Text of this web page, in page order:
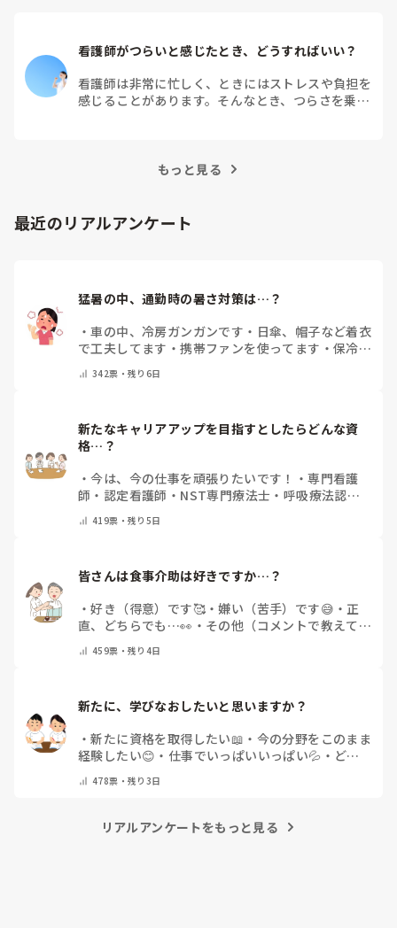
看護師がつらいと感じたとき、どうすればいい？
看護師は非常に忙しく、ときにはストレスや負担を
感じることがあります。そんなとき、つらさを乗り
もっと見る
最近のリアルアンケート
猛暑の中、通勤時の暑さ対策は…？
・車の中、冷房ガンガンです ・ 日傘、帽子など着衣
で工夫してます ・携帯ファンを使ってます ・ 保冷剤
ん ・その他（コメントで教えて下さい）
342票・残り6日
新たなキャリアアップを目指すとしたらどんな資
格…？
・今は、今の仕事を頑張りたいです！ ・専門看護
師 ・ 認定看護師 ・ NST専門療法士 ・ 呼吸療法認定
内視鏡技師・その他(コメントで教えて下さい)
419票・残り5日
皆さんは食事介助は好きですか…？
・好き（得意）です🥰・嫌い（苦手）です😅 ・ 正
直、どちらでも…👀 ・ その他（コメントで教えてく
459票・残り4日
新たに、学びなおしたいと思いますか？
・新たに資格を取得したい📖 ・ 今の分野をこのまま
経験したい😊 ・ 仕事でいっぱいいっぱい💦 ・ どん
教えてください）
478票・残り3日
リアルアンケートをもっと見る